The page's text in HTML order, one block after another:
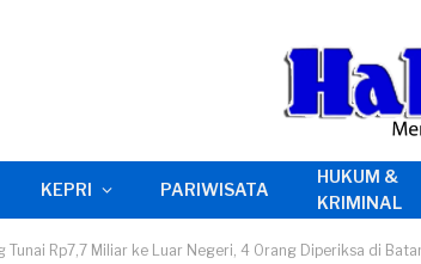
KEPRI PARIWISATA
HUKUM &
KRIMINAL
Tunai Rp7,7 Miliar ke Luar Negeri, 4 Orang Diperiksa di